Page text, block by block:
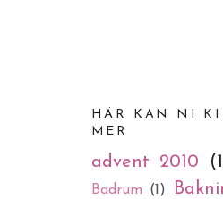
HÄR KAN NI
MER
advent 2010
Badrum (1)